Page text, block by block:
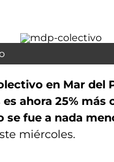
en Mar del
ahora 25% más
se fue a nada
miércoles.